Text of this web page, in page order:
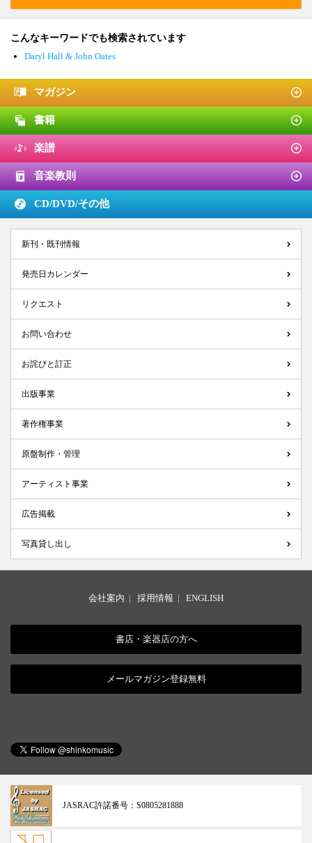
こんなキーワードでも検索されています
Daryl Hall & John Oates
マガジン
書籍
楽譜
音楽教則
CD/DVD/その他
新刊・既刊情報
発売日カレンダー
リクエスト
お問い合わせ
お詫びと訂正
出版事業
著作権事業
原盤制作・管理
アーティスト事業
広告掲載
写真貸し出し
会社案内 | 採用情報 | ENGLISH
書店・楽器店の方へ
メールマガジン登録無料
JASRAC許諾番号： S0805281888